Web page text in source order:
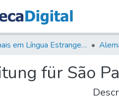
Jornais em Língua Estrangeira
für São